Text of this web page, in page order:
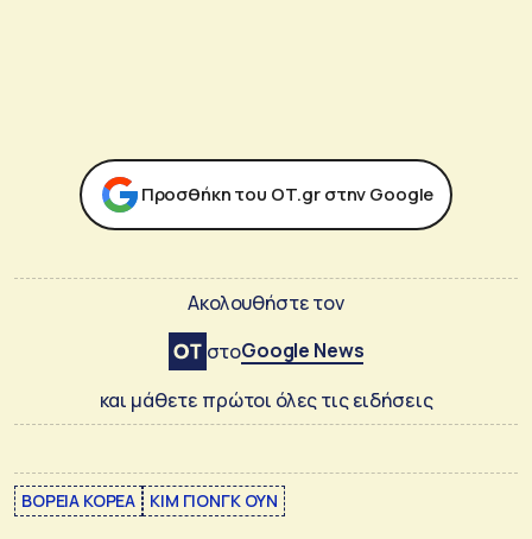
Προσθήκη του ΟΤ.gr στην Google
Ακολουθήστε τον
στοGoogle News
και μάθετε πρώτοι όλες τις ειδήσεις
ΒΟΡΕΙΑ ΚΟΡΕΑ ΚΙΜ ΓΙΟΝΓΚ ΟΥΝ